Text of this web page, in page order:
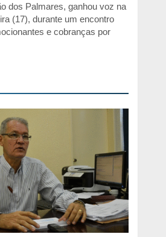
dos Palmares, ganhou voz na
(17), durante um encontro
e cobranças por